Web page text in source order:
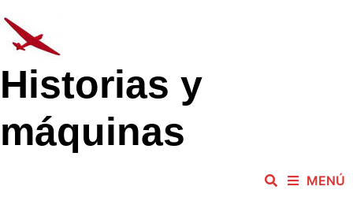
al
contenido
Historias y
máquinas
MENÚ